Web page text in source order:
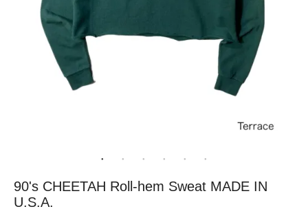
90's CHEETAH Roll-hem Sweat MADE IN
U.S.A.